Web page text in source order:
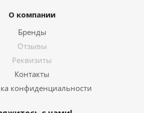
О компании
Бренды
Отзывы
Реквизиты
Контакты
конфиденциальности